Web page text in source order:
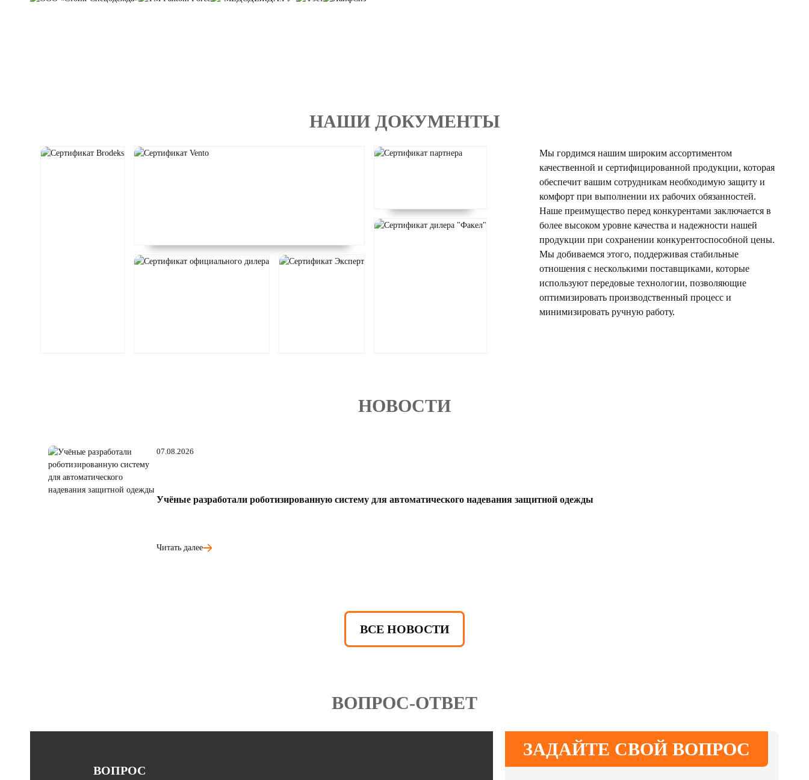
НАШИ ДОКУМЕНТЫ
Мы гордимся нашим широким ассортиментом
качественной и сертифицированной продукции, которая
обеспечит вашим сотрудникам необходимую защиту и
комфорт при выполнении их рабочих обязанностей.
Наше преимущество перед конкурентами заключается в
более высоком уровне качества и надежности нашей
продукции при сохранении конкурентоспособной цены.
Мы добиваемся этого, поддерживая стабильные
отношения с несколькими поставщиками, которые
используют передовые технологии, позволяющие
оптимизировать производственный процесс и
минимизировать ручную работу.
НОВОСТИ
07.08.2026
Учёные разработали роботизированную систему для автоматического надевания защитной одежды
Читать далее
ВСЕ НОВОСТИ
ВОПРОС-ОТВЕТ
ВОПРОС
ЗАДАЙТЕ СВОЙ ВОПРОС